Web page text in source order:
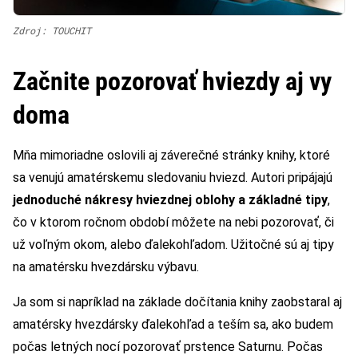
Zdroj: TOUCHIT
Začnite pozorovať hviezdy aj vy
doma
Mňa mimoriadne oslovili aj záverečné stránky knihy, ktoré
sa venujú amatérskemu sledovaniu hviezd. Autori pripájajú
jednoduché nákresy hviezdnej oblohy a základné tipy,
čo v ktorom ročnom období môžete na nebi pozorovať, či
už voľným okom, alebo ďalekohľadom. Užitočné sú aj tipy
na amatérsku hvezdársku výbavu.
Ja som si napríklad na základe dočítania knihy zaobstaral aj
amatérsky hvezdársky ďalekohľad a teším sa, ako budem
počas letných nocí pozorovať prstence Saturnu. Počas